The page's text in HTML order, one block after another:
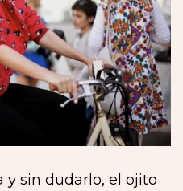
y sin dudarlo, el ojito